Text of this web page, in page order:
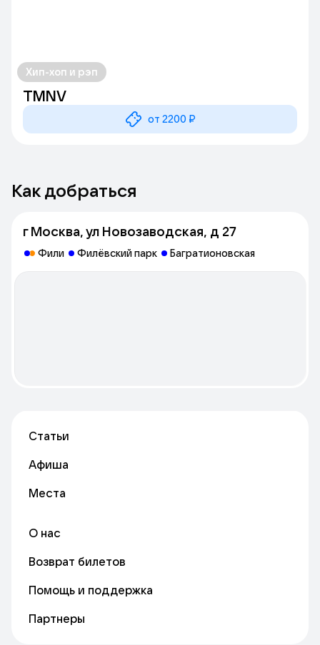
Хип-хоп и рэп
TMNV
от 2200 ₽
Как добраться
г Москва, ул Новозаводская, д 27
Фили Филёвский парк Багратионовская
Статьи
Афиша
Места
О нас
Возврат билетов
Помощь и поддержка
Партнеры